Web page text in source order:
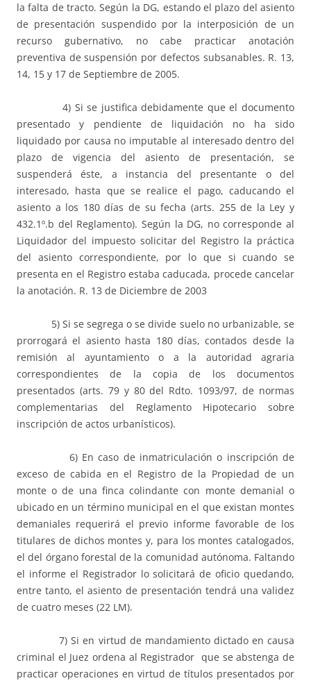
la falta de tracto. Según la DG, estando el plazo del asiento
de presentación suspendido por la interposición de un
recurso gubernativo, no cabe practicar anotación
preventiva de suspensión por defectos subsanables. R. 13,
14, 15 y 17 de Septiembre de 2005.
4) Si se justifica debidamente que el documento
presentado y pendiente de liquidación no ha sido
liquidado por causa no imputable al interesado dentro del
plazo de vigencia del asiento de presentación, se
suspenderá éste, a instancia del presentante o del
interesado, hasta que se realice el pago, caducando el
asiento a los 180 días de su fecha (arts. 255 de la Ley y
432.1º.b del Reglamento). Según la DG, no corresponde al
Liquidador del impuesto solicitar del Registro la práctica
del asiento correspondiente, por lo que si cuando se
presenta en el Registro estaba caducada, procede cancelar
la anotación. R. 13 de Diciembre de 2003
5) Si se segrega o se divide suelo no urbanizable, se
prorrogará el asiento hasta 180 días, contados desde la
remisión al ayuntamiento o a la autoridad agraria
correspondientes de la copia de los documentos
presentados (arts. 79 y 80 del Rdto. 1093/97, de normas
complementarias del Reglamento Hipotecario sobre
inscripción de actos urbanísticos).
6) En caso de inmatriculación o inscripción de
exceso de cabida en el Registro de la Propiedad de un
monte o de una finca colindante con monte demanial o
ubicado en un término municipal en el que existan montes
demaniales requerirá el previo informe favorable de los
titulares de dichos montes y, para los montes catalogados,
el del órgano forestal de la comunidad autónoma. Faltando
el informe el Registrador lo solicitará de oficio quedando,
entre tanto, el asiento de presentación tendrá una validez
de cuatro meses (22 LM).
7) Si en virtud de mandamiento dictado en causa
criminal el Juez ordena al Registrador que se abstenga de
practicar operaciones en virtud de títulos presentados por